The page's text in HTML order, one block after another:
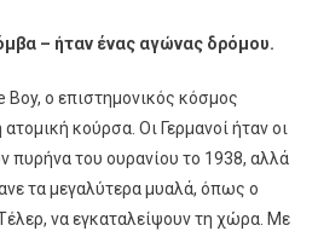
– ήταν ένας αγώνας δρόμου.
Boy, ο επιστημονικός κόσμος
κούρσα. Οι Γερμανοί ήταν οι
πυρήνα του ουρανίου το 1938, αλλά
τα μεγαλύτερα μυαλά, όπως ο
να εγκαταλείψουν τη χώρα. Με